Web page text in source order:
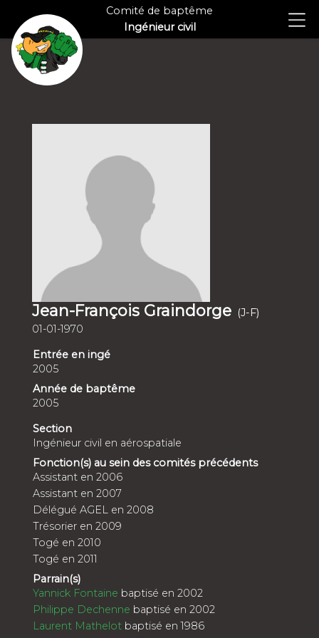
Comité de baptême
Ingénieur civil
Jean-François Graindorge (J-F)
01-01-1970
Entrée en ingé
2005
Année de baptême
2005
Section
Ingénieur civil en aérospatiale
Fonction(s) au sein des comités précédents
Assistant en 2006
Assistant en 2007
Délégué AGEL en 2008
Trésorier en 2009
Togé en 2010
Togé en 2011
Parrain(s)
Yannick Fontaine baptisé en 2002
Philippe Dechenne baptisé en 2002
Laurent Mathelot baptisé en 1986